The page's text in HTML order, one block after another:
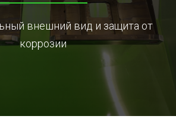
внешний вид и защита от
коррозии